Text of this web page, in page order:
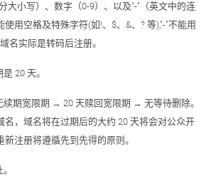
大小写）、数字（0-9）、以及"-"（英文中的连
用空格及特殊字符(如!、$、&、? 等),"-"不能用
名实际是转码后注册。
20 天。
续期宽限期 → 20 天赎回宽限期 → 无等待删除。
名，域名将在过期后的大约 20 天将会对公众开
注册将遵循先到先得的原则。